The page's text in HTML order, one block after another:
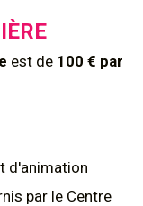
est de 100 € par
d'animation
par le Centre